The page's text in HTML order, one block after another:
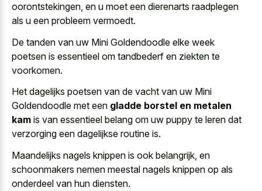
oorontstekingen, en u moet een dierenarts raadplegen
als u een probleem vermoedt.
De tanden van uw Mini Goldendoodle elke week
poetsen is essentieel om tandbederf en ziekten te
voorkomen.
Het dagelijks poetsen van de vacht van uw Mini
Goldendoodle met een gladde borstel en metalen
kam is van essentieel belang om uw puppy te leren dat
verzorging een dagelijkse routine is.
Maandelijks nagels knippen is ook belangrijk, en
schoonmakers nemen meestal nagels knippen op als
onderdeel van hun diensten.